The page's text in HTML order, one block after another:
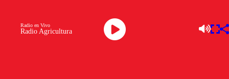
candado los corrales y mangas de embarque de ganado,
situación que dificulta la sobrevivencia de los animales.
Radio Agricultura
Radio en Vivo